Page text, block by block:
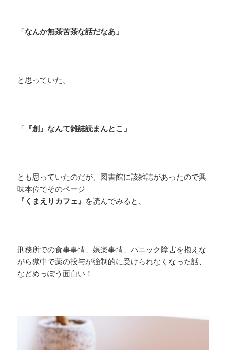
「なんか無茶苦茶な話だなあ」
と思っていた。
「『創』なんて雑誌読まんとこ」
とも思っていたのだが、図書館に該雑誌があったので興
味本位でそのページ
『くまえりカフェ』 を読んでみると、
刑務所での食事事情、娯楽事情、パニック障害を抱えな
がら獄中で薬の投与が強制的に受けられなくなった話、
などめっぽう面白い！